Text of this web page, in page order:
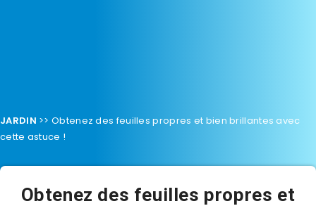
JARDIN >>Obtenez des feuilles propres et bien brillantes avec
cette astuce !
Obtenez des feuilles propres et